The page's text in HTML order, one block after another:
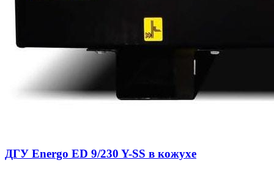
ДГУ Energo ED 9/230 Y-SS в кожухе